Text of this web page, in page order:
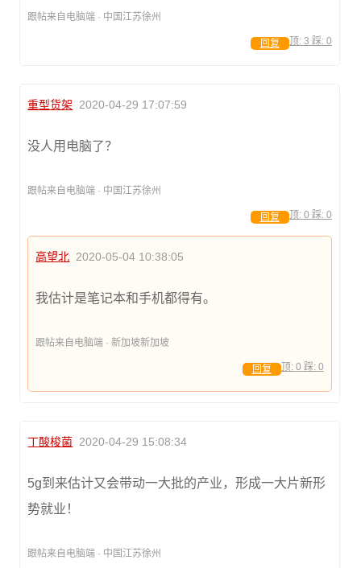
跟帖来自电脑端 · 中国江苏徐州
顶: 3 踩: 0
回复
重型货架 2020-04-29 17:07:59
没人用电脑了？
跟帖来自电脑端 · 中国江苏徐州
顶: 0 踩: 0
回复
高望北 2020-05-04 10:38:05
我估计是笔记本和手机都得有。
跟帖来自电脑端 · 新加坡新加坡
顶: 0 踩: 0
回复
丁酸梭菌 2020-04-29 15:08:34
5g到来估计又会带动一大批的产业，形成一大片新形
势就业！
跟帖来自电脑端 · 中国江苏徐州